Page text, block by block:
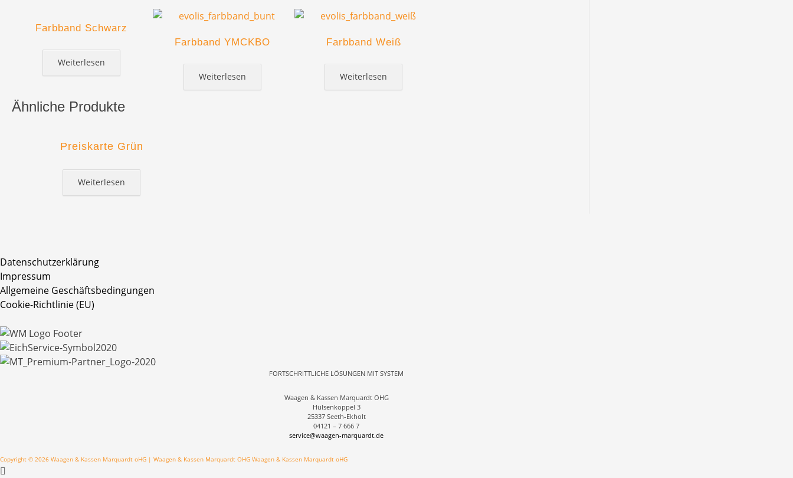
Farbband Schwarz
Weiterlesen
Farbband YMCKBO
Weiterlesen
Farbband Weiß
Weiterlesen
Ähnliche Produkte
Preiskarte Grün
Weiterlesen
Datenschutzerklärung
Impressum
Allgemeine Geschäftsbedingungen
Cookie-Richtlinie (EU)
FORTSCHRITTLICHE LÖSUNGEN MIT SYSTEM
Waagen & Kassen Marquardt OHG
Hülsenkoppel 3
25337 Seeth-Ekholt
04121 – 7 666 7
service@waagen-marquardt.de
Copyright © 2026 Waagen & Kassen Marquardt oHG | Waagen & Kassen Marquardt OHG Waagen & Kassen Marquardt oHG